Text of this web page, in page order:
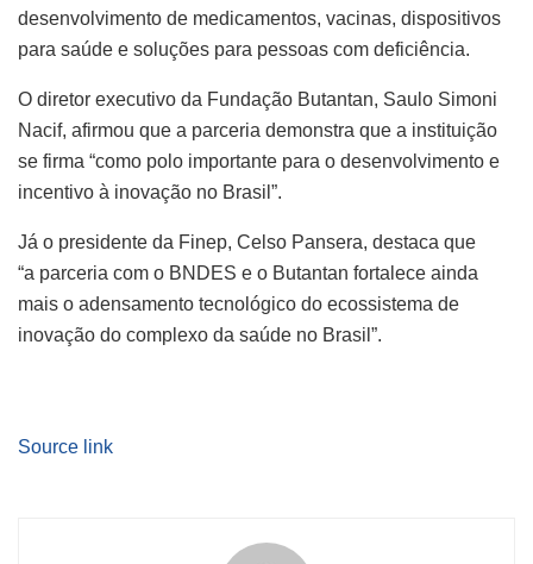
desenvolvimento de medicamentos, vacinas, dispositivos
para saúde e soluções para pessoas com deficiência.
O diretor executivo da Fundação Butantan, Saulo Simoni
Nacif, afirmou que a parceria demonstra que a instituição
se firma “como polo importante para o desenvolvimento e
incentivo à inovação no Brasil”.
Já o presidente da Finep, Celso Pansera, destaca que
“a parceria com o BNDES e o Butantan fortalece ainda
mais o adensamento tecnológico do ecossistema de
inovação do complexo da saúde no Brasil”.
Source link